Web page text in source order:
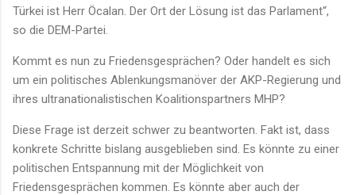
Türkei ist Herr Öcalan. Der Ort der Lösung ist das Parlament“,
so die DEM-Partei.
Kommt es nun zu Friedensgesprächen? Oder handelt es sich
um ein politisches Ablenkungsmanöver der AKP-Regierung und
ihres ultranationalistischen Koalitionspartners MHP?
Diese Frage ist derzeit schwer zu beantworten. Fakt ist, dass
konkrete Schritte bislang ausgeblieben sind. Es könnte zu einer
politischen Entspannung mit der Möglichkeit von
Friedensgesprächen kommen. Es könnte aber auch der